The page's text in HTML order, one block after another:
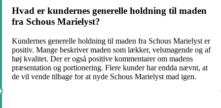
Hvad er kundernes generelle holdning til maden
fra Schous Marielyst?
Kundernes generelle holdning til maden fra Schous Marielyst er
positiv. Mange beskriver maden som lækker, velsmagende og af
høj kvalitet. Der er også positive kommentarer om madens
præsentation og portionering. Flere kunder har endda nævnt, at
de vil vende tilbage for at nyde Schous Marielyst mad igen.